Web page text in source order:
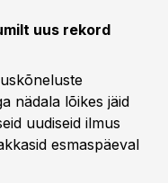
uus rekord
nädala lõikes jäid
uudiseid ilmus
esmaspäeval